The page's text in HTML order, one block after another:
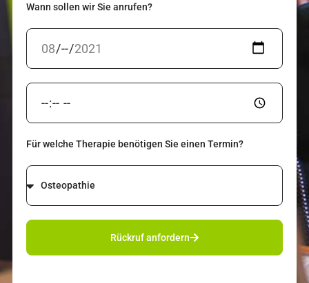
Wann sollen wir Sie anrufen?
Für welche Therapie benötigen Sie einen Termin?
Rückruf anfordern